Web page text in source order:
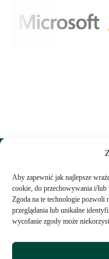
Aby zapewnić jak najlepsze
cookie, do przechowywania i/
Zgoda na te technologie pozwoli
przeglądania lub unikalne
wycofanie zgody może
WSPÓLNIE
Twoje
Numer KRS do